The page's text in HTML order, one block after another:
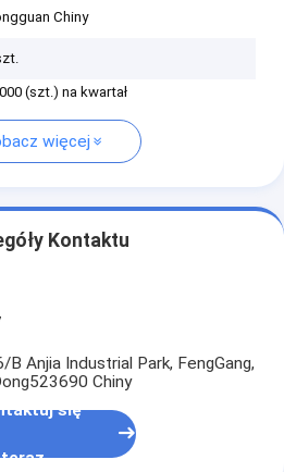
Chiny
(szt.) na kwartał
więcej
Kontaktu
Anjia Industrial Park, FengGang,
Chiny
się
teraz